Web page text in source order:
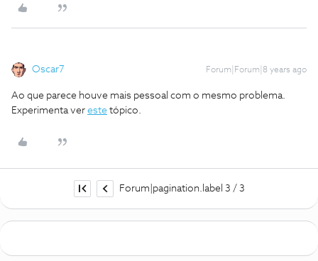
Oscar7 Forum|Forum|8 years ago
Ao que parece houve mais pessoal com o mesmo problema.
Experimenta ver este tópico.
Forum|pagination.label 3 / 3